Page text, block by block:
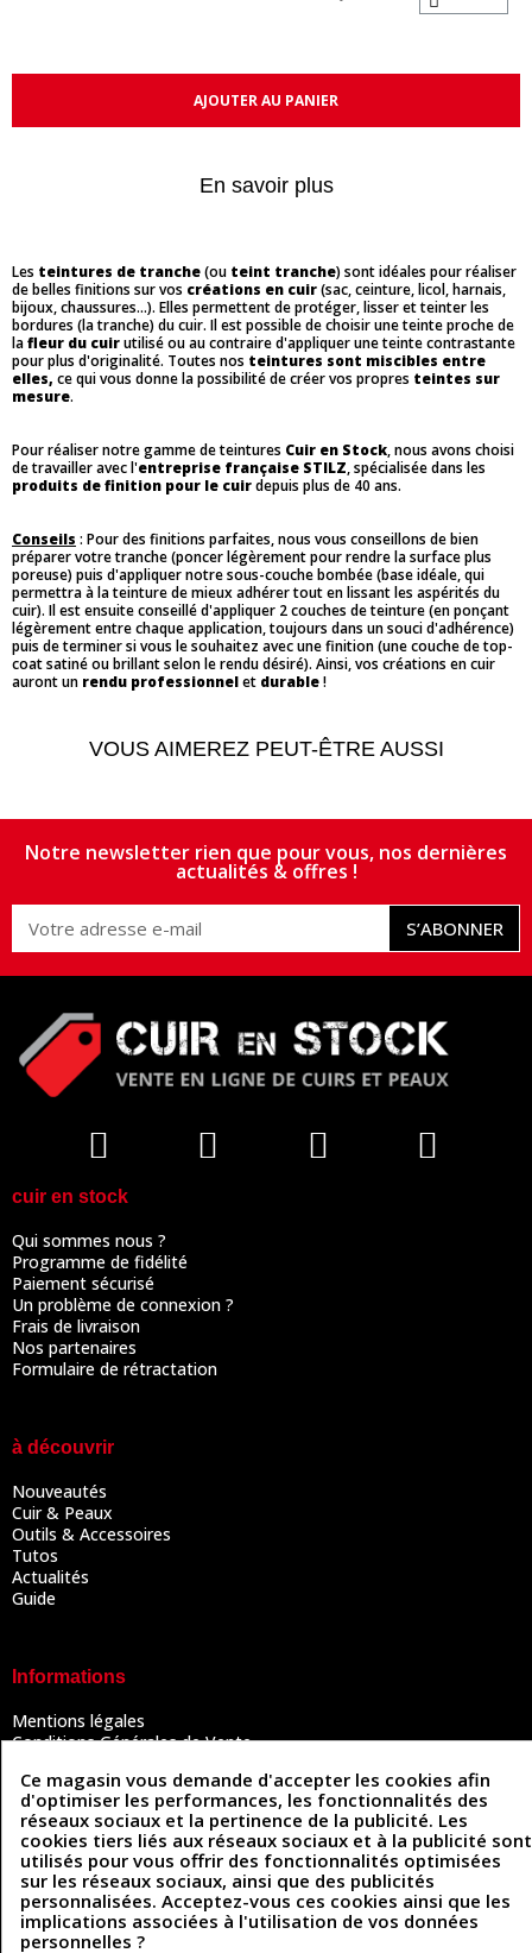
AJOUTER AU PANIER
En savoir plus
Les teintures de tranche(ou teint tranche) sont idéales pour réaliser
de belles finitions sur vos créations en cuir(sac, ceinture, licol, harnais,
bijoux, chaussures...). Elles permettent de protéger, lisser et teinter les
bordures (la tranche) du cuir. Il est possible de choisir une teinte proche de
lafleur du cuirutilisé ou au contraire d'appliquer une teinte contrastante
pour plus d'originalité. Toutes nos teintures sont miscibles entre
elles, ce qui vous donne la possibilité de créer vos propres teintes sur
mesure.
Pour réaliser notre gamme de teintures Cuir en Stock, nous avons choisi
de travailler avec l'entreprise française STILZ, spécialisée dans les
produits de finition pour le cuirdepuis plus de 40 ans.
Conseils : Pour des finitions parfaites, nous vous conseillons de bien
préparer votre tranche (poncer légèrement pour rendre la surface plus
poreuse) puis d'appliquer notre sous-couche bombée (base idéale, qui
permettra à la teinture de mieux adhérer tout en lissant les aspérités du
cuir). Il est ensuite conseillé d'appliquer 2 couches de teinture (en ponçant
légèrement entre chaque application, toujours dans un souci d'adhérence)
puis de terminer si vous le souhaitez avec une finition (une couche de top-
coat satiné ou brillant selon le rendu désiré). Ainsi, vos créations en cuir
auront un rendu professionnelet durable!
VOUS AIMEREZ PEUT-ÊTRE AUSSI
Notre newsletter rien que pour vous, nos dernières
actualités & offres !
S’ABONNER
cuir en stock
Qui sommes nous ?
Programme de fidélité
Paiement sécurisé
Un problème de connexion ?
Frais de livraison
Nos partenaires
Formulaire de rétractation
à découvrir
Nouveautés
Cuir & Peaux
Outils & Accessoires
Tutos
Actualités
Guide
Informations
Mentions légales
Conditions Générales de Vente
Politique des cookies
Contactez-nous
Coordonnées
493 Chemin de Catougnac
Ce magasin vous demande d'accepter les cookies afin
d'optimiser les performances, les fonctionnalités des
réseaux sociaux et la pertinence de la publicité. Les
cookies tiers liés aux réseaux sociaux et à la publicité sont
utilisés pour vous offrir des fonctionnalités optimisées
sur les réseaux sociaux, ainsi que des publicités
personnalisées. Acceptez-vous ces cookies ainsi que les
implications associées à l'utilisation de vos données
personnelles ?